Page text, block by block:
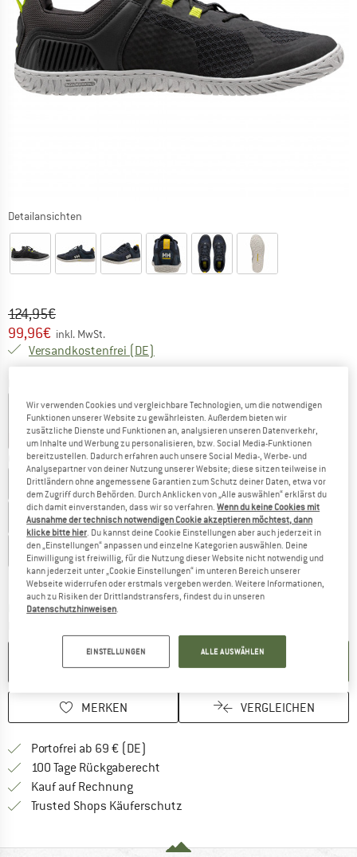
Detailansichten
Ursprünglicher Preis :
124,95€
Preis:
99,96€ inkl. MwSt.
Versandkostenfrei (DE)
15% 20%
Größe wählen:
EU40 EU40,5 EU41 EU42 EU42,5
EU43 EU44 EU44,5 EU45 EU46
EU46,5 EU48
Größentabelle
Lieferzeit: 2-4 Werktage
MERKEN VERGLEICHEN
Portofrei ab 69 € (DE)
100 Tage Rückgaberecht
Kauf auf RechnungFinde die Zahlungs-Infos hier! Öffnet
Trusted Shops Käuferschutz
Wir verwenden Cookies und vergleichbare Technologien, um die notwendigen
Funktionen unserer Website zu gewährleisten. Außerdem bieten wir
zusätzliche Dienste und Funktionen an, analysieren unseren Datenverkehr,
um Inhalte und Werbung zu personalisieren, bzw. Social Media-Funktionen
bereitzustellen. Dadurch erfahren auch unsere Social Media-, Werbe- und
Analysepartner von deiner Nutzung unserer Website; diese sitzen teilweise in
Drittländern ohne angemessene Garantien zum Schutz deiner Daten, etwa vor
dem Zugriff durch Behörden. Durch Anklicken von „Alle auswählen“ erklärst du
dich damit einverstanden, dass wir so verfahren.Wenn du keine Cookies mit
Ausnahme der technisch notwendigen Cookie akzeptieren möchtest, dann
klicke bitte hier. Du kannst deine Cookie Einstellungen aber auch jederzeit in
den „Einstellungen“ anpassen und einzelne Kategorien auswählen. Deine
Einwilligung ist freiwillig, für die Nutzung dieser Website nicht notwendig und
kann jederzeit unter „Cookie Einstellungen“ im unteren Bereich unserer
Webseite widerrufen oder erstmals vergeben werden. Weitere Informationen,
auch zu Risiken der Drittlandstransfers, findest du in unseren
Datenschutzhinweisen.
EINSTELLUNGEN ALLE AUSWÄHLEN